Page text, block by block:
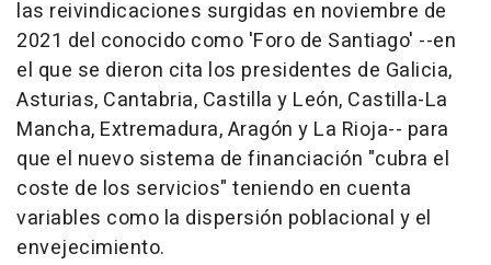
las reivindicaciones surgidas en noviembre de
2021 del conocido como 'Foro de Santiago' --en
el que se dieron cita los presidentes de Galicia,
Asturias, Cantabria, Castilla y León, Castilla-La
Mancha, Extremadura, Aragón y La Rioja-- para
que el nuevo sistema de financiación "cubra el
coste de los servicios" teniendo en cuenta
variables como la dispersión poblacional y el
envejecimiento.